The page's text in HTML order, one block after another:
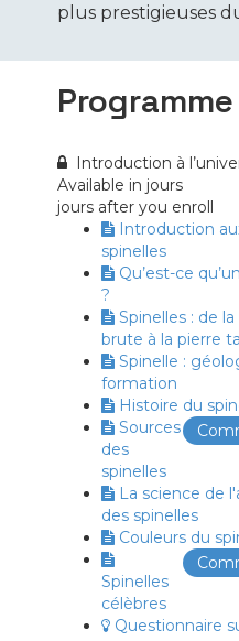
plus prestigieuses
Introduction à
Available in jours
jours after you enroll
Introduction
spinelles
Qu’est-ce
?
Spinelles : de
brute à la pierre
Spinelle :
formation
Histoire du
Sources
des
spinelles
La science de
des spinelles
Couleurs du
Spinelles
célèbres
Questionnaire